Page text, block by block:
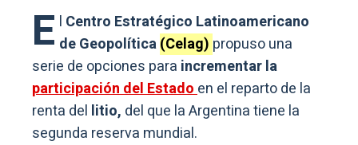
E l Centro Estratégico Latinoamericano
de Geopolítica(Celag) propuso una
serie de opciones para incrementar la
participación del Estadoen el reparto de la
renta del litio, del que la Argentina tiene la
segunda reserva mundial.